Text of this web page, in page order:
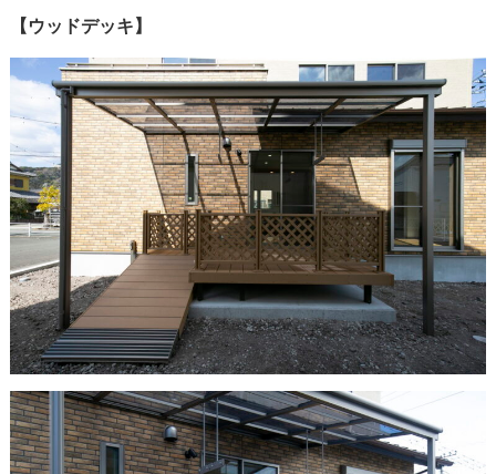
【ウッドデッキ】